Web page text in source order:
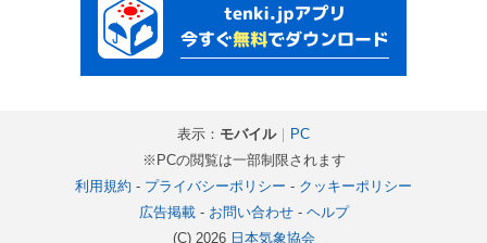
表示： モバイル｜ PC
※PCの閲覧は一部制限されます
利用規約 - プライバシーポリシー - クッキーポリシー
広告掲載- お問い合わせ- ヘルプ
(C) 2026 日本気象協会